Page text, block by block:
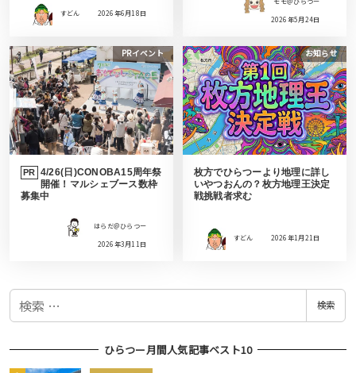
すどん 2026年6月18日
2026年5月24日
PRイベント
PR 4/26(日)CONOBA15周年祭
開催！マルシェブース数枠
募集中
はらだ＠ひらつー
2026年3月11日
お知らせ
枚方でひらつーより地理に詳し
いやつおんの？枚方地理王決定
戦挑戦者求む
すどん 2026年1月21日
検
検索
ひらつー月間人気記事ベスト10